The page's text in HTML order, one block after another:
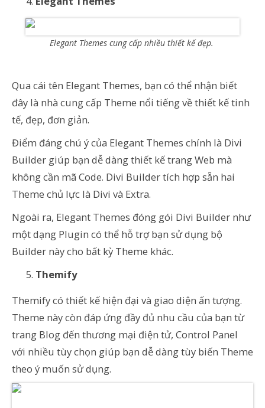
Elegant Themes cung cấp nhiều thiết kế đẹp.
Qua cái tên Elegant Themes, bạn có thể nhận biết
đây là nhà cung cấp Theme nổi tiếng về thiết kế tinh
tế, đẹp, đơn giản.
Điểm đáng chú ý của Elegant Themes chính là Divi
Builder giúp bạn dễ dàng thiết kế trang Web mà
không cần mã Code. Divi Builder tích hợp sẵn hai
Theme chủ lực là Divi và Extra.
Ngoài ra, Elegant Themes đóng gói Divi Builder như
một dạng Plugin có thể hỗ trợ bạn sử dụng bộ
Builder này cho bất kỳ Theme khác.
Themify
Themify có thiết kế hiện đại và giao diện ấn tượng.
Theme này còn đáp ứng đầy đủ nhu cầu của bạn từ
trang Blog đến thương mại điện tử, Control Panel
với nhiều tùy chọn giúp bạn dễ dàng tùy biến Theme
theo ý muốn sử dụng.